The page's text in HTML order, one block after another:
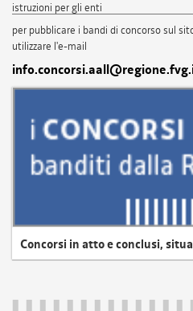
istruzioni per gli enti
per pubblicare i bandi di concorso sul
utilizzare l'e-mail
Concorsi in atto e conclusi,